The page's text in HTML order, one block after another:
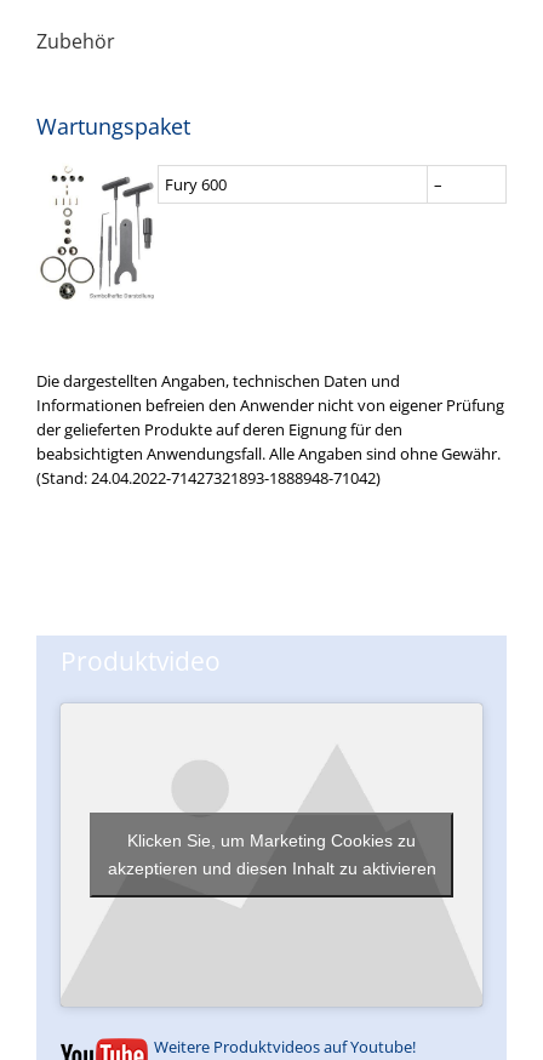
Zubehör
Wartungspaket
Fury 600 –
Die dargestellten Angaben, technischen Daten und
Informationen befreien den Anwender nicht von eigener Prüfung
der gelieferten Produkte auf deren Eignung für den
beabsichtigten Anwendungsfall. Alle Angaben sind ohne Gewähr.
(Stand: 24.04.2022-71427321893-1888948-71042)
Produktvideo
Klicken Sie, um Marketing Cookies zu
akzeptieren und diesen Inhalt zu aktivieren
Weitere Produktvideos auf Youtube!